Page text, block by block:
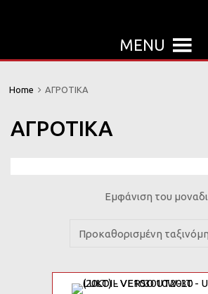
MENU
Home ΑΓΡΟΤΙΚΑ
ΑΓΡΟΤΙΚΑ
Εμφάνιση του